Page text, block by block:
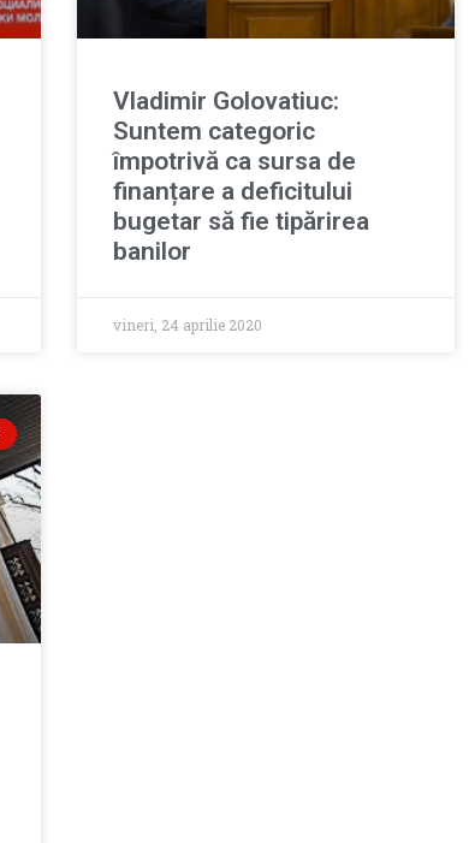
Vladimir Golovatiuc:
Suntem categoric
împotrivă ca sursa de
finanțare a deficitului
bugetar să fie tipărirea
banilor
vineri, 24 aprilie 2020